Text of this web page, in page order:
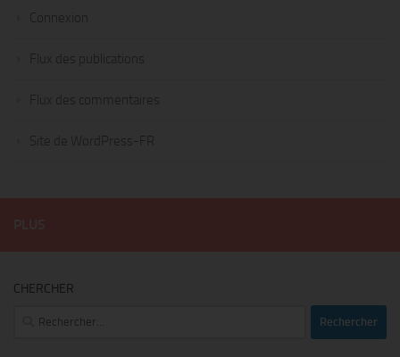
Connexion
Flux des publications
Flux des commentaires
Site de WordPress-FR
CHERCHER
Rechercher :